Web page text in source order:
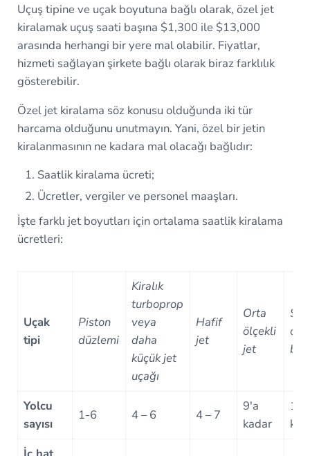
Uçuş tipine ve uçak boyutuna bağlı olarak, özel jet
kiralamak uçuş saati başına $1,300 ile $13,000
arasında herhangi bir yere mal olabilir. Fiyatlar,
hizmeti sağlayan şirkete bağlı olarak biraz farklılık
gösterebilir.
Özel jet kiralama söz konusu olduğunda iki tür
harcama olduğunu unutmayın. Yani, özel bir jetin
kiralanmasının ne kadara mal olacağı bağlıdır:
Saatlik kiralama ücreti;
Ücretler, vergiler ve personel maaşları.
İşte farklı jet boyutları için ortalama saatlik kiralama
ücretleri:
Uçak
tipi
Piston
düzlemi
Kiralık
turboprop
veya
daha
küçük jet
uçağı
Hafif
jet
Orta
ölçekli
jet
Yolcu
sayısı
1-6 4 – 6 4 – 7
9'a
kadar